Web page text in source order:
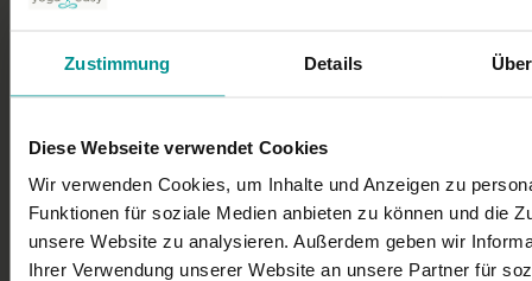
Zustimmung Details
Diese Webseite verwendet Cookies
Wir verwenden Cookies, um Inhalte und Anzeigen zu
Funktionen für soziale Medien anbieten zu können und die
unsere Website zu analysieren. Außerdem geben wir
Ihrer Verwendung unserer Website an unsere Partner für
2. Übungen
28:54
Academy - Tadasana-Nacken (im Liegen)
26:38
Academy - Tadasana-Nacken (im Stehen)